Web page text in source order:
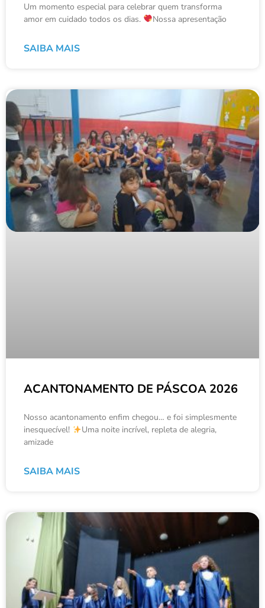
Um momento especial para celebrar quem transforma
amor em cuidado todos os dias.
Nossa apresentação
SAIBA MAIS
ACANTONAMENTO DE PÁSCOA 2026
Nosso acantonamento enfim chegou… e foi simplesmente
inesquecível!
Uma noite incrível, repleta de alegria,
amizade
SAIBA MAIS